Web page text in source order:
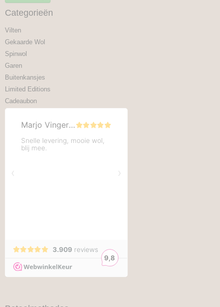
Categorieën
Vilten
Gekaarde Wol
Spinwol
Garen
Buitenkansjes
Limited Editions
Cadeaubon